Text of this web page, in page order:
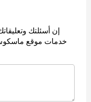
إن أسئلتك
خدمات موقع ماسكوس.